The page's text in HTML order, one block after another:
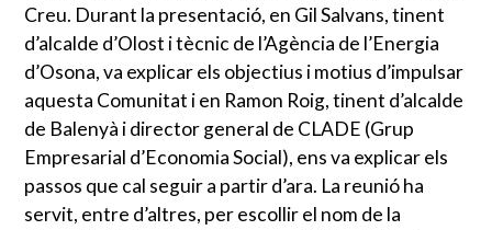
Creu. Durant la presentació, en Gil Salvans, tinent
d’alcalde d’Olost i tècnic de l’Agència de l’Energia
d’Osona, va explicar els objectius i motius d’impulsar
aquesta Comunitat i en Ramon Roig, tinent d’alcalde
de Balenyà i director general de CLADE (Grup
Empresarial d’Economia Social), ens va explicar els
passos que cal seguir a partir d’ara. La reunió ha
servit, entre d’altres, per escollir el nom de la